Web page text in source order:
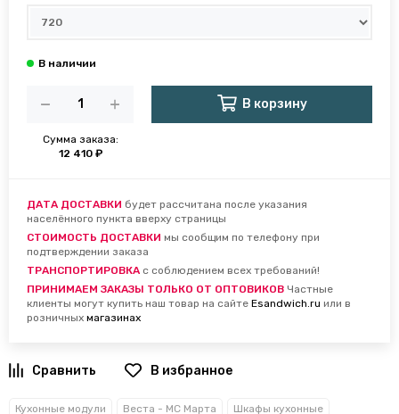
Сумма заказа:
12 410 ₽
В корзину
ДАТА ДОСТАВКИ будет рассчитана после указания
населённого пункта вверху страницы
СТОИМОСТЬ ДОСТАВКИ мы сообщим по телефону при
подтверждении заказа
ТРАНСПОРТИРОВКА с соблюдением всех требований!
ПРИНИМАЕМ ЗАКАЗЫ ТОЛЬКО ОТ ОПТОВИКОВ Частные
клиенты могут купить наш товар на сайте Esandwich.ru или в
розничных магазинах
В избранное
Кухонные модули Веста - МС Марта Шкафы кухонные